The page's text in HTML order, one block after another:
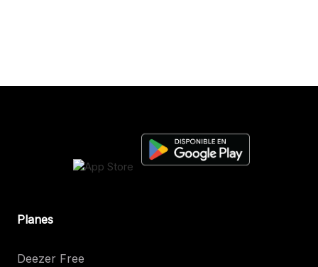
Planes
Deezer Free